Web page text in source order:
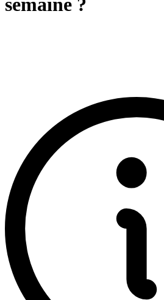
semaine ?